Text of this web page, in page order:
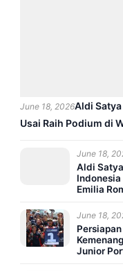
June 18, 2026Aldi
Usai Raih Podium di
June 18,
Aldi
Indonesia
Emilia
June 18,
Junior